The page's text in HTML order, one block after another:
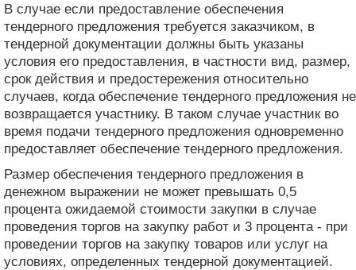
В случае если предоставление обеспечения
тендерного предложения требуется заказчиком, в
тендерной документации должны быть указаны
условия его предоставления, в частности вид, размер,
срок действия и предостережения относительно
случаев, когда обеспечение тендерного предложения не
возвращается участнику. В таком случае участник во
время подачи тендерного предложения одновременно
предоставляет обеспечение тендерного предложения.
Размер обеспечения тендерного предложения в
денежном выражении не может превышать 0,5
процента ожидаемой стоимости закупки в случае
проведения торгов на закупку работ и 3 процента - при
проведении торгов на закупку товаров или услуг на
условиях, определенных тендерной документацией.